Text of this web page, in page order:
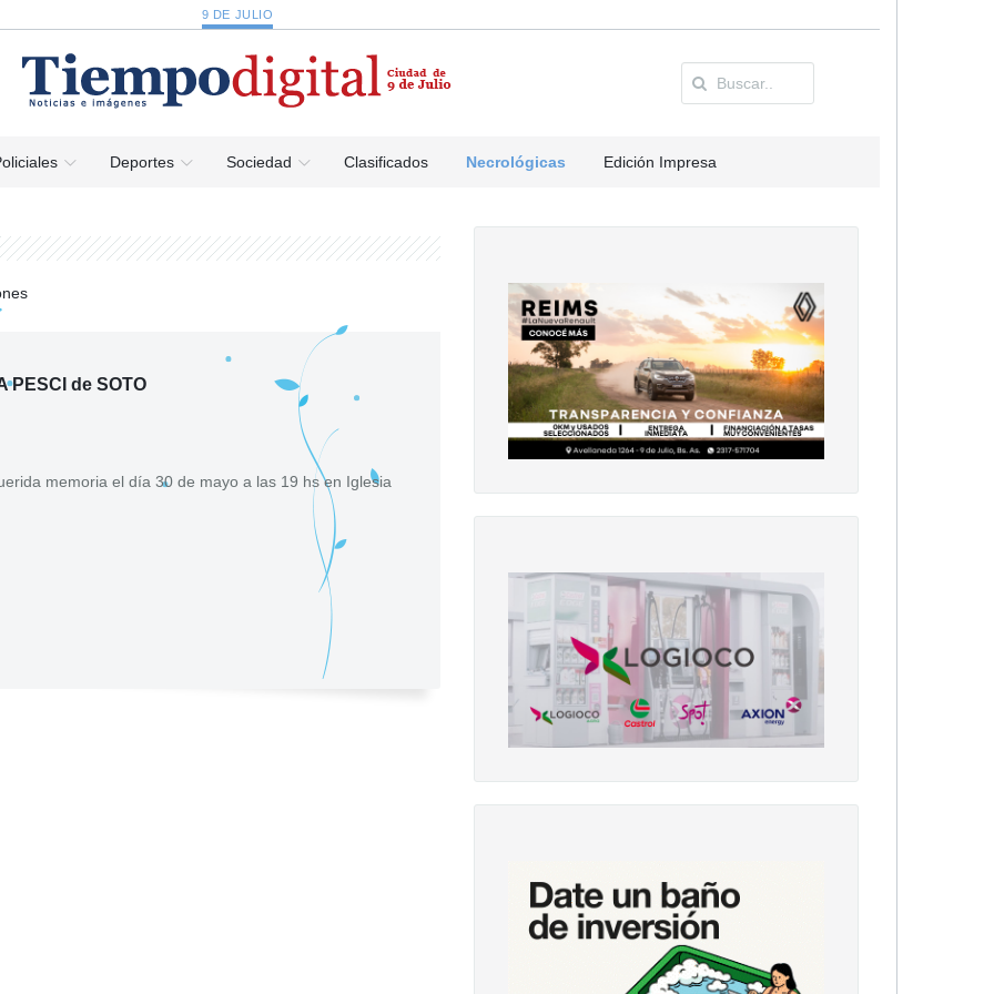
9 DE JULIO
Deportes Sociedad Clasificados Necrológicas Edición Impresa
PESCI de SOTO
memoria el día 30 de mayo a las 19 hs en Iglesia